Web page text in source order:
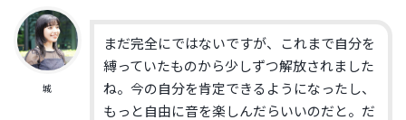
城
まだ完全にではないですが、これまで自分を
縛っていたものから少しずつ解放されました
ね。今の自分を肯定できるようになったし、
もっと自由に音を楽しんだらいいのだと。だ